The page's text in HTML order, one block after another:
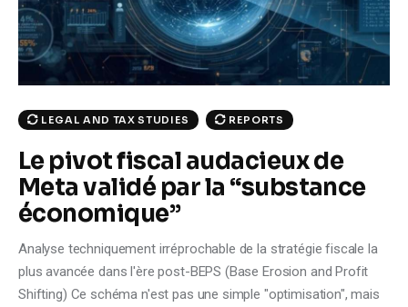
Climate
Markets
Tech
Reports
Shop
LEGAL AND TAX STUDIES REPORTS
Le pivot fiscal audacieux de
Meta validé par la “substance
économique”
Analyse techniquement irréprochable de la stratégie fiscale la
plus avancée dans l'ère post-BEPS (Base Erosion and Profit
Shifting) Ce schéma n'est pas une simple "optimisation", mais